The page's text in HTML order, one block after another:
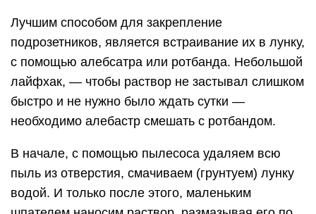
Лучшим способом для закрепление
подрозетников, является встраивание их в лунку,
с помощью алебсатра или ротбанда. Небольшой
лайфхак, — чтобы раствор не застывал слишком
быстро и не нужно было ждать сутки —
необходимо алебастр смешать с ротбандом.
В начале, с помощью пылесоса удаляем всю
пыль из отверстия, смачиваем (грунтуем) лунку
водой. И только после этого, маленьким